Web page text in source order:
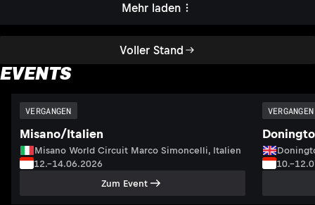
Voller Stand
Mehr laden
EVENTS
VERGANGEN
Misano/Italien
Misano World Circuit Marco Simoncelli, Italien
12.–14.06.2026
Zum Event
VERGANGEN